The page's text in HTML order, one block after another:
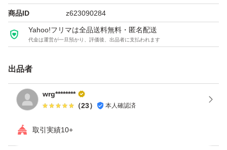
商品ID z623090284
Yahoo!フリマは全品送料無料・匿名配送
代金は運営が一旦預かり、評価後、出品者に支払われます
出品者
wrg********
（23） 本人確認済
取引実績10+